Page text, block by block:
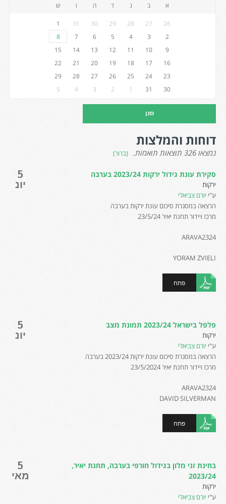
א ב ג ד ה ו ש
26
27
28
29
30
31
1
2
3
4
5
6
7
8
9
10
11
12
13
14
15
16
17
18
19
20
21
22
23
24
25
26
27
28
29
30
31
1
2
3
4
5
דוחות והמלצות
נמצאו 326 תוצאות תואמות. (ברור)
5
יונ
סקירת עונת גידול ירקות 2023/24 בערבה
ירקות
ע"י יורם צביאלי
הרצאה במסגרת סיכום עונת ירקות בערבה
מרכז ויידור תחנת יאיר 23/5/24
ARAVA2324
YORAM ZVIELI
פתח
5
יונ
פלפל בישראל 2023/24 תמונת מצב
ירקות
ע"י יורם צביאלי
הרצאה במסגרת סיכום עונת ירקות 2023/24 בערבה
מרכז ויידור תחנת יאיר 23/5/2024
ARAVA2324
DAVID SILVERMAN
פתח
5
מאי
בחינת זני מלון בגידול חורפי בערבה, תחנת יאיר,
2023/24
ירקות
ע"י יורם צביאלי